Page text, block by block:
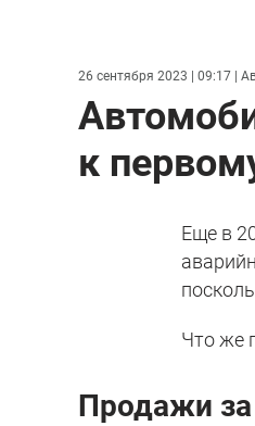
26 сентября 2023 | 09:17 |
к
Еще в
Что же
Продажи